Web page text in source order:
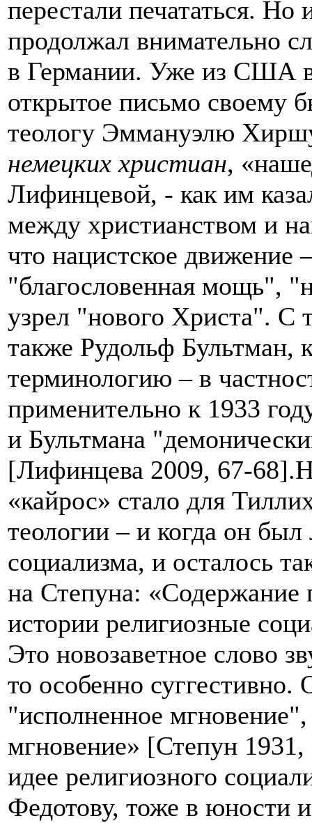
перестали печататься.
продолжал внимательно
в Германии. Уже из США в
открытое письмо своему
теологу Эммануэлю
немецких христиан,
Лифинцевой, - как им
между христианством и
что нацистское движение
"благословенная мощь",
узрел "нового Христа". С
также Рудольф Бультман,
терминологию – в
применительно к 1933
и Бультмана
[Лифинцева 2009, 67-68].
«кайрос» стало для
теологии – и когда он
социализма, и осталось
на Степуна: «Содержание
истории религиозные
Это новозаветное слово
то особенно
"исполненное
мгновение» [Степун
идее религиозного
Федотову, тоже в юности